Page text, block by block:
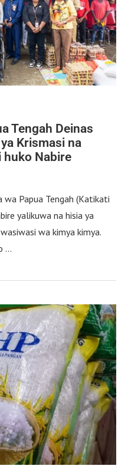
Tengah Deinas
Krismasi na
huko Nabire
wa Papua Tengah (Katikati
yalikuwa na hisia ya
wa kimya kimya.
…